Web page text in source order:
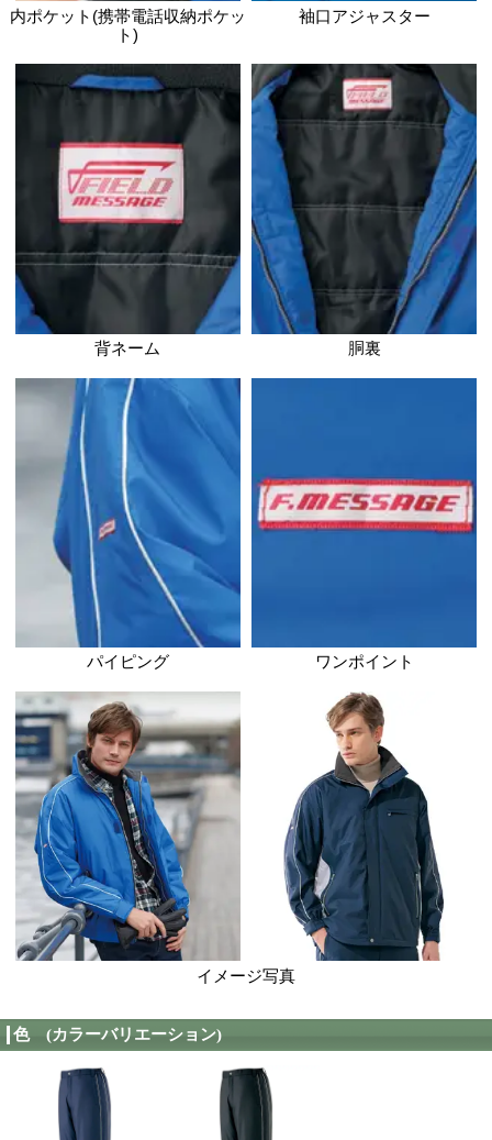
サイズ表記は製品の仕上がり寸法です
48401(48400 シリーズ)の特徴
スポーツテイストの軽量防寒